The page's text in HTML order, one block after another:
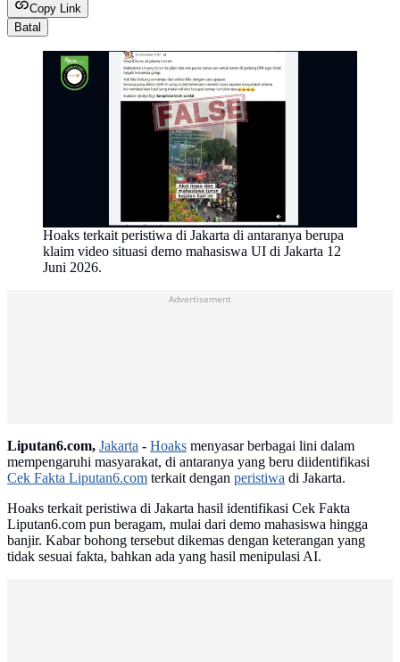
Copy Link
Batal
Hoaks terkait peristiwa di Jakarta di antaranya berupa
klaim video situasi demo mahasiswa UI di Jakarta 12
Juni 2026.
Advertisement
Liputan6.com, Jakarta - Hoaks menyasar berbagai lini dalam
mempengaruhi masyarakat, di antaranya yang beru diidentifikasi
Cek Fakta Liputan6.com terkait dengan peristiwa di Jakarta.
Hoaks terkait peristiwa di Jakarta hasil identifikasi Cek Fakta
Liputan6.com pun beragam, mulai dari demo mahasiswa hingga
banjir. Kabar bohong tersebut dikemas dengan keterangan yang
tidak sesuai fakta, bahkan ada yang hasil menipulasi AI.